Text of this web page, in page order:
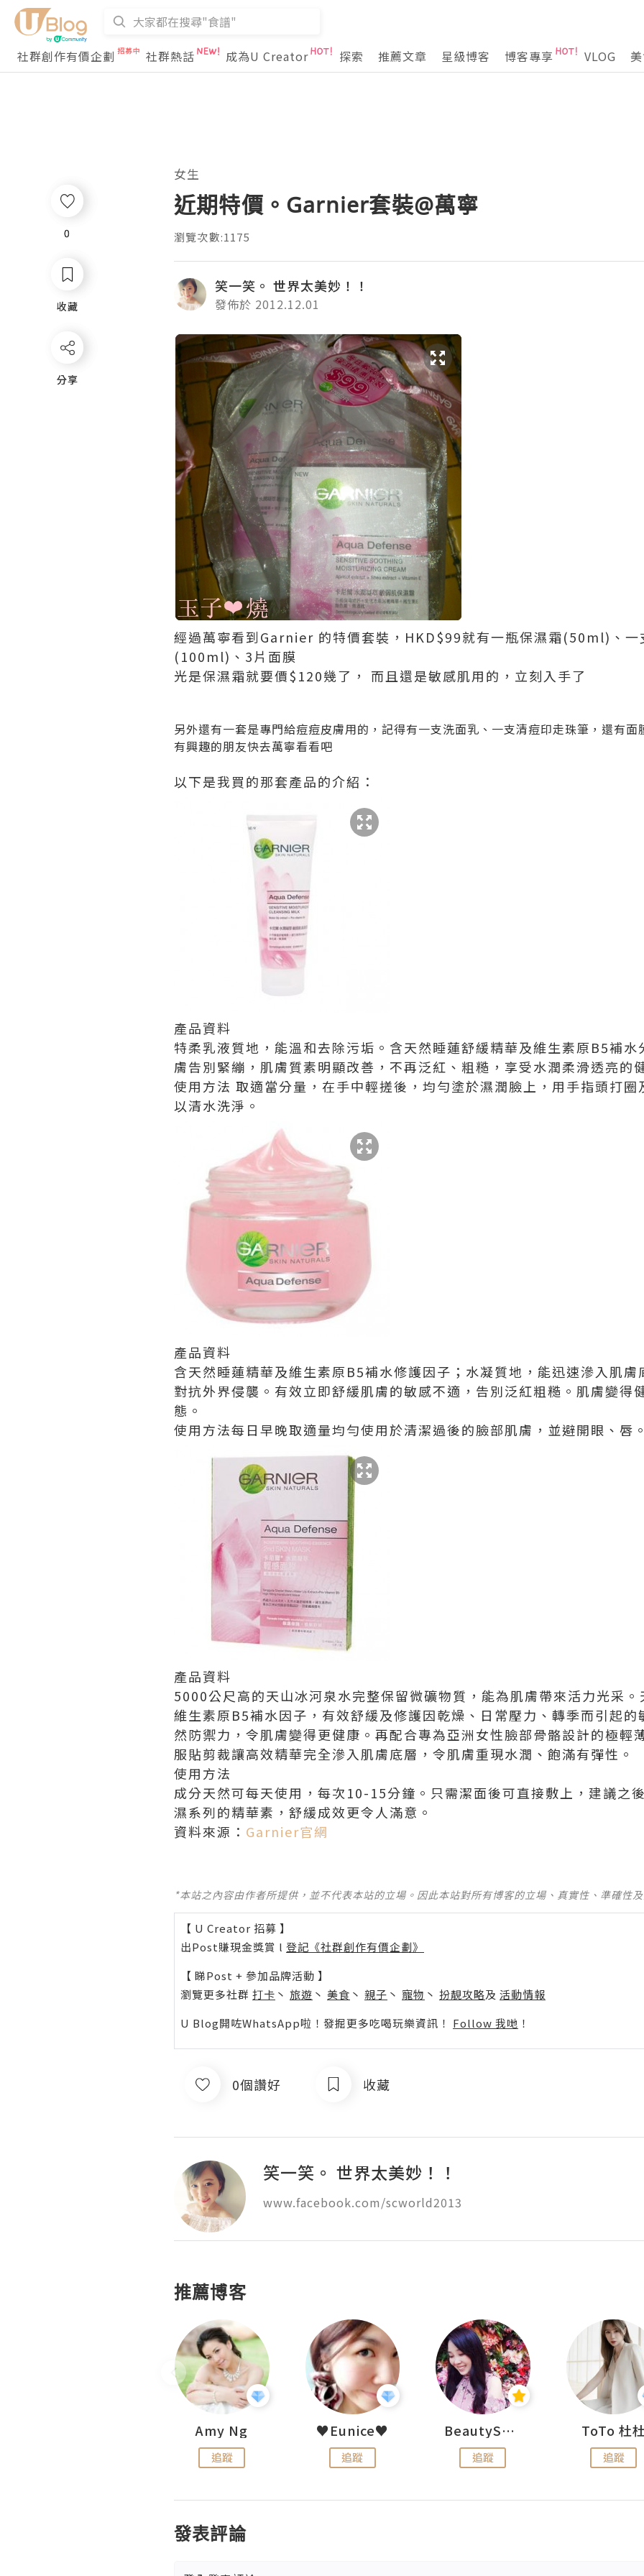
社群創作有價企劃 社群熱話 成為U Creator 探索 推薦文章 星級博客 博客專享 VLOG
0
收藏
分享
女生
近期特價。Garnier套裝@萬寧
瀏覽次數:1175
笑一笑。 世界太美妙！！
發佈於 2012.12.01
經過萬寧看到Garnier 的特價套裝，HKD$99就有一瓶保濕霜(50ml)、一
(100ml)、3片面膜
光是保濕霜就要價$120幾了， 而且還是敏感肌用的，立刻入手了
另外還有一套是專門給痘痘皮膚用的，記得有一支洗面乳、一支清痘印走珠筆，還有面
有興趣的朋友快去萬寧看看吧
以下是我買的那套產品的介紹：
產品資料
特柔乳液質地，能溫和去除污垢。含天然睡蓮舒緩精華及維生素原B5補
膚告別緊繃，肌膚質素明顯改善，不再泛紅、粗糙，享受水潤柔滑透亮的
使用方法 取適當分量，在手中輕搓後，均勻塗於濕潤臉上，用手指頭打
以清水洗淨。
產品資料
含天然睡蓮精華及維生素原B5補水修護因子；水凝質地，能迅速滲入肌
對抗外界侵襲。有效立即舒緩肌膚的敏感不適，告別泛紅粗糙。肌膚變得
態。
使用方法每日早晚取適量均勻使用於清潔過後的臉部肌膚，並避開眼、唇
產品資料
5000公尺高的天山冰河泉水完整保留微礦物質，能為肌膚帶來活力光采
維生素原B5補水因子，有效舒緩及修護因乾燥、日常壓力、轉季而引起
然防禦力，令肌膚變得更健康。再配合專為亞洲女性臉部骨骼設計的極輕
服貼剪裁讓高效精華完全滲入肌膚底層，令肌膚重現水潤、飽滿有彈性。
使用方法
成分天然可每天使用，每次10-15分鐘。只需潔面後可直接敷上，建議之
濕系列的精華素，舒緩成效更令人滿意。
資料來源： Garnier官網
*本站之內容由作者所提供，並不代表本站的立場。因此本站對所有博客的立場、真實性、準確性
【 U Creator 招募 】
出Post賺現金獎賞 l 登記《社群創作有價企劃》
【 睇Post + 參加品牌活動 】
瀏覽更多社群 打卡 丶 旅遊 丶 美食 丶 親子 丶 寵物 丶 扮靚攻略及 活動情報
U Blog開咗WhatsApp啦！發掘更多吃喝玩樂資訊！ Follow 我哋 ！
0個讚好 收藏
笑一笑。 世界太美妙！！
www.facebook.com/scworld2013
推薦博客
Amy Ng
追蹤
♥Eunice♥
追蹤
BeautySearch
追蹤
ToTo 杜
追蹤
發表評論
0
收藏
分享